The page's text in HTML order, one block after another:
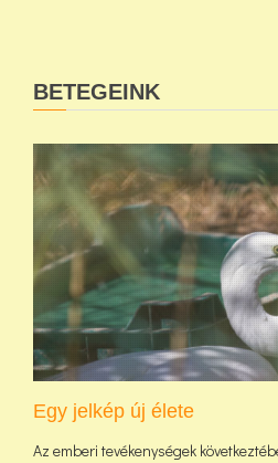
BETEGEINK
Egy jelkép új élete
Az emberi tevékenységek